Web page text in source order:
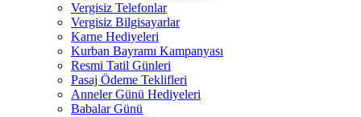
Vergisiz Telefonlar
Vergisiz Bilgisayarlar
Karne Hediyeleri
Kurban Bayramı Kampanyası
Resmi Tatil Günleri
Pasaj Ödeme Teklifleri
Anneler Günü Hediyeleri
Babalar Günü